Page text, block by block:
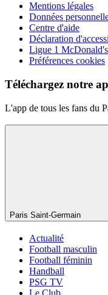
Mentions légales
Données
Centre d'aide
Déclaration
Ligue 1 McDonald's
Préférences cookies
Téléchargez notre
L'app de tous les fans du
Paris Saint-Germain
Actualité
Football masculin
Football féminin
Handball
PSG TV
Le Club